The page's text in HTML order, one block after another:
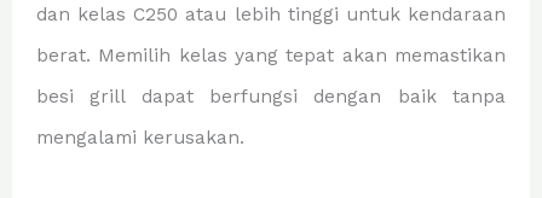
dan kelas C250 atau lebih tinggi untuk kendaraan
berat. Memilih kelas yang tepat akan memastikan
besi grill dapat berfungsi dengan baik tanpa
mengalami kerusakan.